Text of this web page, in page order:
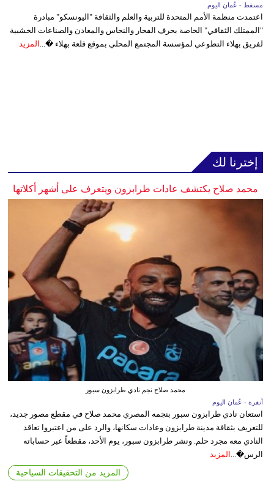
مسقط - عُمان اليوم
اعتمدت منظمة الأمم المتحدة للتربية والعلم والثقافة "اليونسكو" مبادرة
"الممتلك الثقافي" الخاصة بحرف الفخار والنحاس والمعادن والصناعات الخشبية
لفريق بهلاء التطوعي لمؤسسة المجتمع المحلي بموقع قلعة بهلاء �... المزيد
إخترنا لك
محمد صلاح يكتشف عادات طرابزون ويتعرف على أشهر أكلاتها
محمد صلاح نجم نادي طرابزون سبور
أنقرة - عُمان اليوم
استعان نادي طرابزون سبور بنجمه المصري محمد صلاح في مقطع مصور جديد،
للتعريف بثقافة مدينة طرابزون وعادات سكانها، والرد على من اعتبروا تعاقد
النادي معه مجرد حلم. ونشر طرابزون سبور، يوم الأحد، مقطعاً عبر حساباته
الرس�... المزيد
المزيد من التحقيقات السياحية